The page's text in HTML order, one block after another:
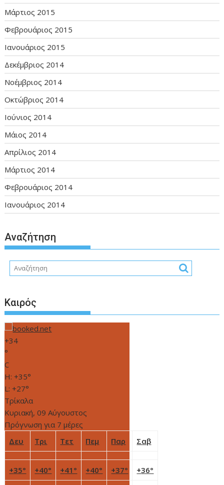
Μάρτιος 2015
Φεβρουάριος 2015
Ιανουάριος 2015
Δεκέμβριος 2014
Νοέμβριος 2014
Οκτώβριος 2014
Ιούνιος 2014
Μάιος 2014
Απρίλιος 2014
Μάρτιος 2014
Φεβρουάριος 2014
Ιανουάριος 2014
Αναζήτηση
Καιρός
+34
°
C
H:+35°
L:+27°
Τρίκαλα
Κυριακή, 09 Αύγουστος
Πρόγνωση για 7 μέρες
Δευ
Τρι Τετ Πεμ Παρ Σαβ
+35° +40° +41° +40° +37° +36°